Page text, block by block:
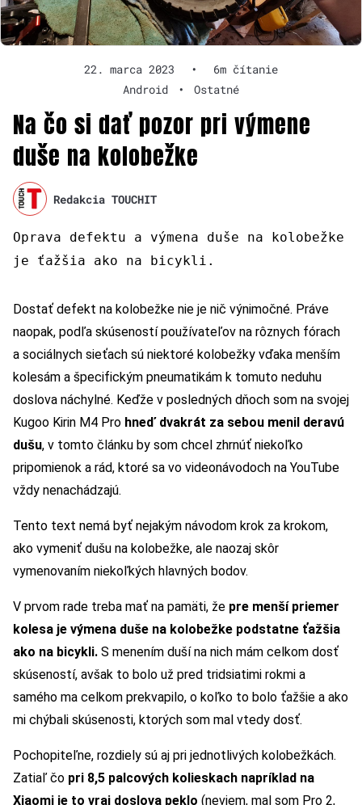
22. marca 2023 •
6m čítanie
Android
• Ostatné
Na čo si dať pozor pri výmene
duše na kolobežke
Redakcia TOUCHIT
Oprava defektu a výmena duše na kolobežke
je ťažšia ako na bicykli.
Dostať defekt na kolobežke nie je nič výnimočné. Práve
naopak, podľa skúseností používateľov na rôznych fórach
a sociálnych sieťach sú niektoré kolobežky vďaka menším
kolesám a špecifickým pneumatikám k tomuto neduhu
doslova náchylné. Keďže v posledných dňoch som na svojej
Kugoo Kirin M4 Pro hneď dvakrát za sebou menil deravú
dušu, v tomto článku by som chcel zhrnúť niekoľko
pripomienok a rád, ktoré sa vo videonávodoch na YouTube
vždy nenachádzajú.
Tento text nemá byť nejakým návodom krok za krokom,
ako vymeniť dušu na kolobežke, ale naozaj skôr
vymenovaním niekoľkých hlavných bodov.
V prvom rade treba mať na pamäti, že pre menší priemer
kolesa je výmena duše na kolobežke podstatne ťažšia
ako na bicykli. S menením duší na nich mám celkom dosť
skúseností, avšak to bolo už pred tridsiatimi rokmi a
samého ma celkom prekvapilo, o koľko to bolo ťažšie a ako
mi chýbali skúsenosti, ktorých som mal vtedy dosť.
Pochopiteľne, rozdiely sú aj pri jednotlivých kolobežkách.
Zatiaľ čo pri 8,5 palcových kolieskach napríklad na
Xiaomi je to vraj doslova peklo (neviem, mal som Pro 2,